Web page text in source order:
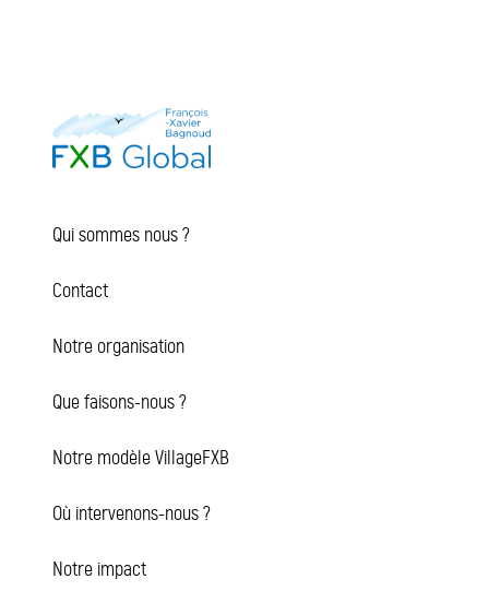
Qui sommes nous ?
Contact
Notre organisation
Que faisons-nous ?
Notre modèle VillageFXB
Où intervenons-nous ?
Notre impact